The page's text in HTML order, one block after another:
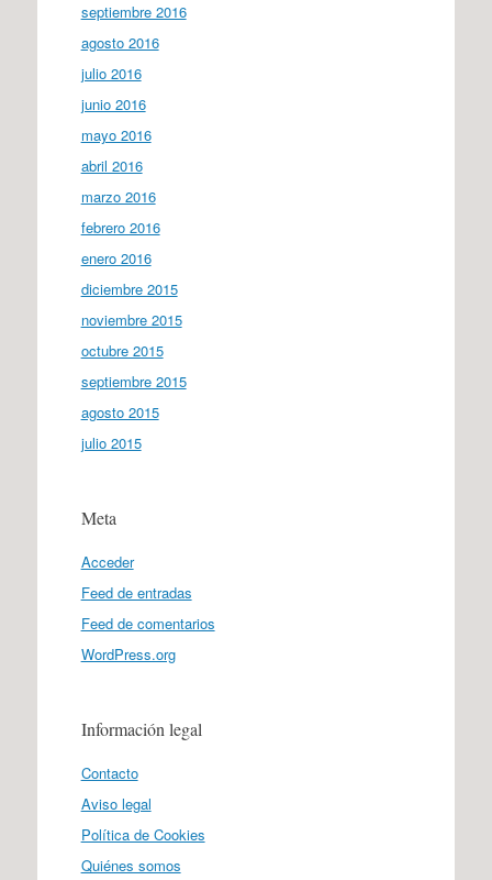
septiembre 2016
agosto 2016
julio 2016
junio 2016
mayo 2016
abril 2016
marzo 2016
febrero 2016
enero 2016
diciembre 2015
noviembre 2015
octubre 2015
septiembre 2015
agosto 2015
julio 2015
Meta
Acceder
Feed de entradas
Feed de comentarios
WordPress.org
Información legal
Contacto
Aviso legal
Política de Cookies
Quiénes somos